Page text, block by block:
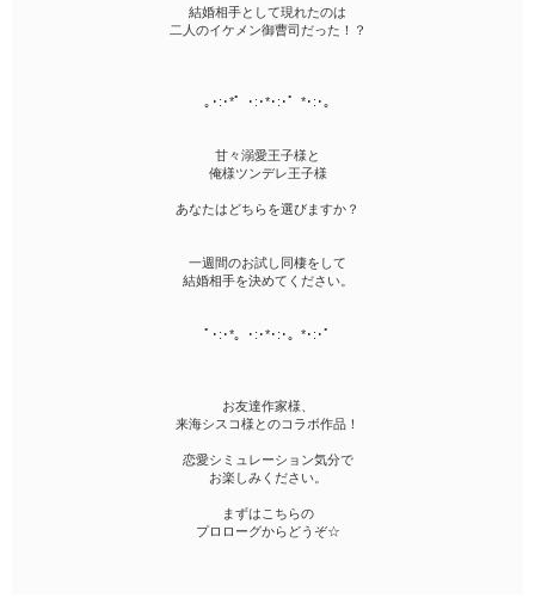
結婚相手として現れたのは
二人のイケメン御曹司だった！？
｡･:･*゜･:･*･:･゜*･:･｡
甘々溺愛王子様と
俺様ツンデレ王子様
あなたはどちらを選びますか？
一週間のお試し同棲をして
結婚相手を決めてください。
ﾟ･:･*。･:･*･:･。*･:･ﾟ
お友達作家様、
来海シスコ様とのコラボ作品！
恋愛シミュレーション気分で
お楽しみください。
まずはこちらの
プロローグからどうぞ☆